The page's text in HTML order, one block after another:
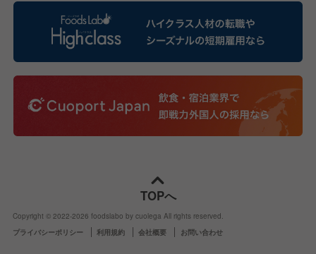
TOPへ
Copyright © 2022-2026 foodslabo by cuolega All rights reserved.
プライバシーポリシー
利用規約 会社概要 お問い合わせ